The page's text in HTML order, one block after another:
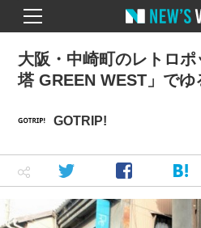
GOTRIP!
大阪・中崎町のレトロ
塔 GREEN WEST」で